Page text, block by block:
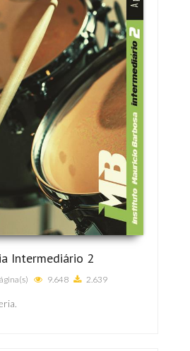
Intermediário 2
9.648 2.639